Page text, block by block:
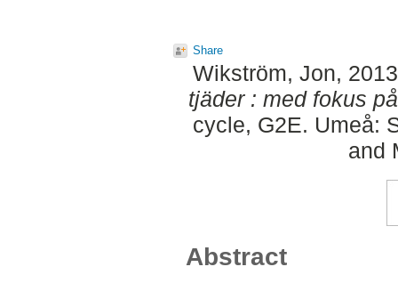
Share
Wikström, Jon,
tjäder : med fokus
cycle, G2E. Umeå:
and
Abstract